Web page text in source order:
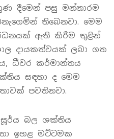
දීමෙන් පසු මන්නාරම
තිබෙනවා. මෙම
ඇති කිරීම තුළින්
දායකත්වයක් ලබා ගත
ධීවර කර්මාන්තය
සඳහා ද මෙම
පවතිනවා.
සූර්ය බල ශක්තිය
ඉහළ මට්ටමක